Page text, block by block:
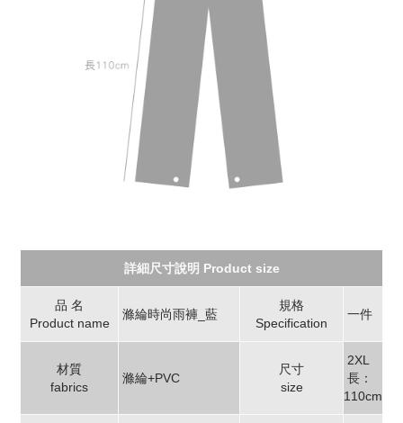
詳細尺寸說明 Product size
品 名
Product name
滌綸時尚雨褲_藍
規格
Specification
一件
材質
fabrics
滌綸+PVC
尺寸
size
2XL
長：
110cm